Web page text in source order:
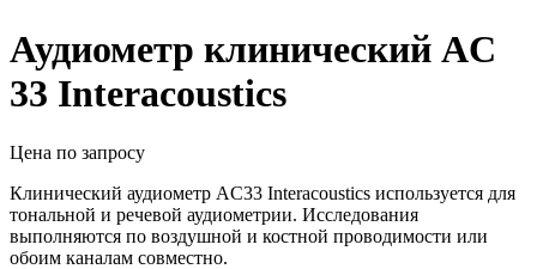
Аудиометр клинический AC
33 Interacoustics
Цена по запросу
Клинический аудиометр AC33 Interacoustics используется для
тональной и речевой аудиометрии. Исследования
выполняются по воздушной и костной проводимости или
обоим каналам совместно.